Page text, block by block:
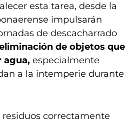
esta tarea, desde la
impulsarán
de descacharrado
de objetos que
agua, especialmente
a la intemperie durante
residuos correctamente